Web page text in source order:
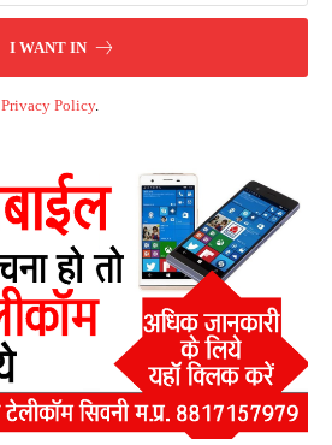
I WANT IN
Privacy Policy.